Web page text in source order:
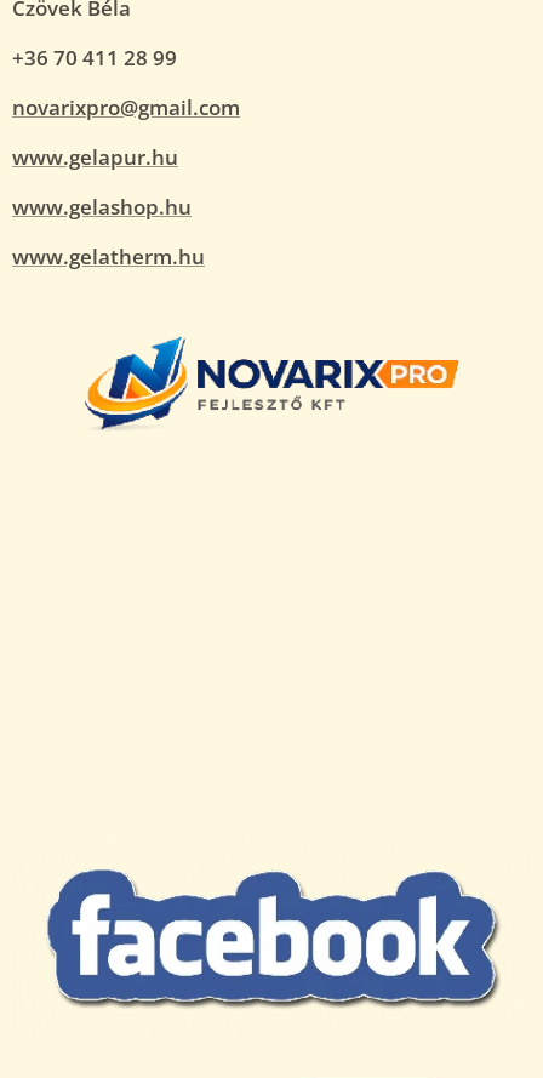
Czövek Béla
+36 70 411 28 99
novarixpro@gmail.com
www.gelapur.hu
www.gelashop.hu
www.gelatherm.hu